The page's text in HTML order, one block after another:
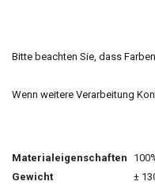
Bitte beachten Sie, dass
Wenn weitere Verarbeitung
Materialeigenschaften
Gewicht
±